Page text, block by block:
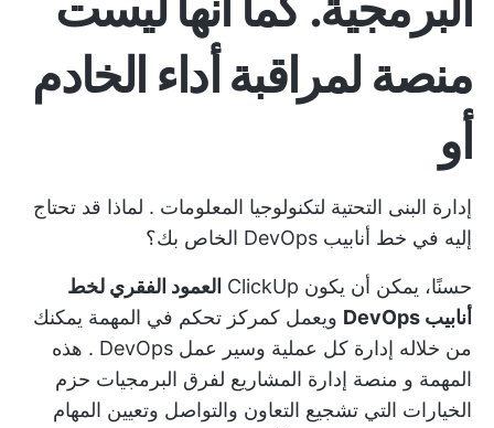
منصة لمراقبة أداء الخادم
أو
إدارة البنى التحتية لتكنولوجيا المعلومات . لماذا قد تحتاج
إليه في خط أنابيب DevOps الخاص بك؟
حسنًا، يمكن أن يكون ClickUp
العمود الفقري لخط
أنابيب DevOps
ويعمل كمركز تحكم في المهمة يمكنك
من خلاله إدارة كل عملية وسير عمل DevOps
. هذه
المهمة و منصة إدارة المشاريع لفرق البرمجيات حزم
الخيارات التي تشجيع التعاون والتواصل وتعيين المهام